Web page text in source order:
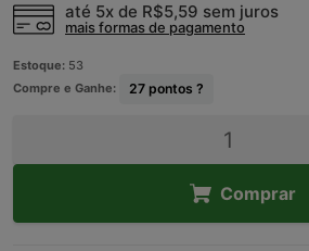
até 5x de R$5,59 sem juros
mais formas de pagamento
Estoque: 53
Compre e Ganhe:
27 pontos ?
Comprar